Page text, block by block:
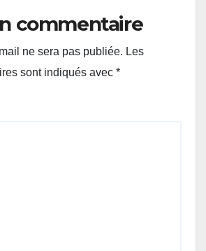
commentaire
ne sera pas publiée. Les
sont indiqués avec *